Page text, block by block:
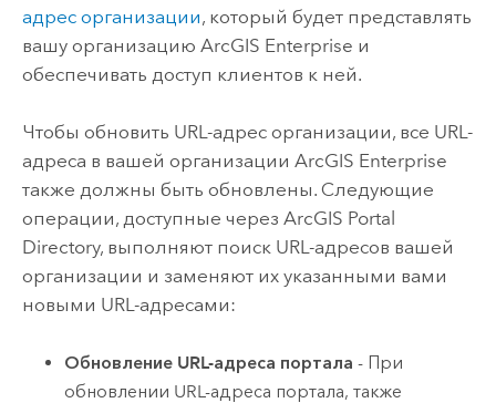
адрес организации, который будет представлять
вашу организацию ArcGIS Enterprise и
обеспечивать доступ клиентов к ней.
Чтобы обновить URL-адрес организации, все URL-
адреса в вашей организации ArcGIS Enterprise
также должны быть обновлены. Следующие
операции, доступные через ArcGIS Portal
Directory, выполняют поиск URL-адресов вашей
организации и заменяют их указанными вами
новыми URL-адресами:
Обновление URL-адреса портала - При
обновлении URL-адреса портала, также